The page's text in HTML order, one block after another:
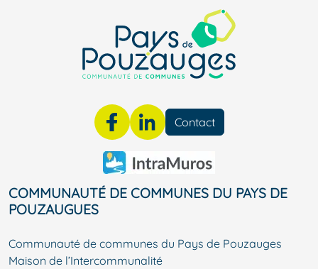
Contact
COMMUNAUTÉ DE COMMUNES DU PAYS DE
POUZAUGUES
Communauté de communes du Pays de Pouzauges
Maison de l’Intercommunalité